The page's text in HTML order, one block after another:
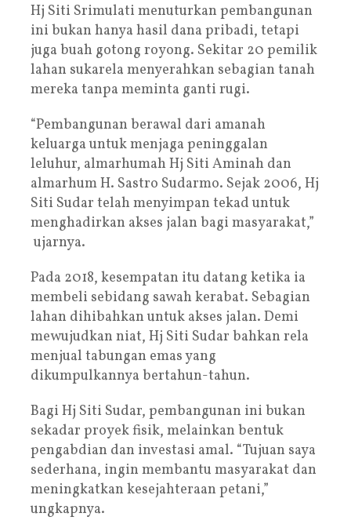
Hj Siti Srimulati menuturkan pembangunan
ini bukan hanya hasil dana pribadi, tetapi
juga buah gotong royong. Sekitar 20 pemilik
lahan sukarela menyerahkan sebagian tanah
mereka tanpa meminta ganti rugi.
“Pembangunan berawal dari amanah
keluarga untuk menjaga peninggalan
leluhur, almarhumah Hj Siti Aminah dan
almarhum H. Sastro Sudarmo. Sejak 2006, Hj
Siti Sudar telah menyimpan tekad untuk
menghadirkan akses jalan bagi masyarakat,”
ujarnya.
Pada 2018, kesempatan itu datang ketika ia
membeli sebidang sawah kerabat. Sebagian
lahan dihibahkan untuk akses jalan. Demi
mewujudkan niat, Hj Siti Sudar bahkan rela
menjual tabungan emas yang
dikumpulkannya bertahun-tahun.
Bagi Hj Siti Sudar, pembangunan ini bukan
sekadar proyek fisik, melainkan bentuk
pengabdian dan investasi amal. “Tujuan saya
sederhana, ingin membantu masyarakat dan
meningkatkan kesejahteraan petani,”
ungkapnya.